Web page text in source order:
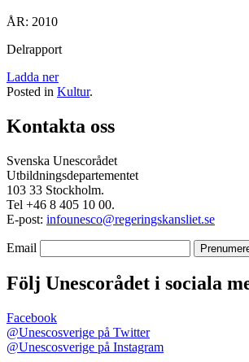
ÅR: 2010
Delrapport
Ladda ner
Posted in Kultur.
Kontakta oss
Svenska Unescorådet
Utbildningsdepartementet
103 33 Stockholm.
Tel +46 8 405 10 00.
E-post: infounesco@regeringskansliet.se
Email
Följ Unescorådet i sociala
Facebook
@Unescosverige på Twitter
@Unescosverige på Instagram